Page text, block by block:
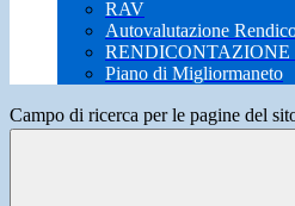
RAV
Autovalutazione
RENDICONTAZIONE
Piano di Migliormaneto
Campo di ricerca per le pagine del